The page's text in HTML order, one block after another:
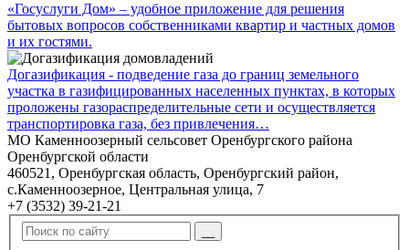
«Госуслуги Дом» – удобное приложение для решения
бытовых вопросов собственниками квартир и частных домов
и их гостями.
Догазификация - подведение газа до границ земельного
участка в газифицированных населенных пунктах, в которых
проложены газораспределительные сети и осуществляется
транспортировка газа, без привлечения…
МО Каменноозерный сельсовет Оренбургского района
Оренбургской области
460521, Оренбургская область, Оренбургский район,
с.Каменноозерное, Центральная улица, 7
+7 (3532) 39-21-21